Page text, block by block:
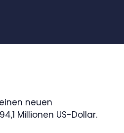
neuen
Millionen US-Dollar.